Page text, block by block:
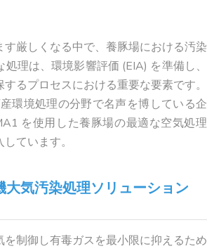
厳しくなる中で、養豚場における汚染
理は、環境影響評価 (EIA) を準備し、
るプロセスにおける重要な要素です。
環境処理の分野で名声を博している企
を使用した養豚場の最適な空気処理
ています。
大気汚染処理ソリューション
制御し有毒ガスを最小限に抑えるため